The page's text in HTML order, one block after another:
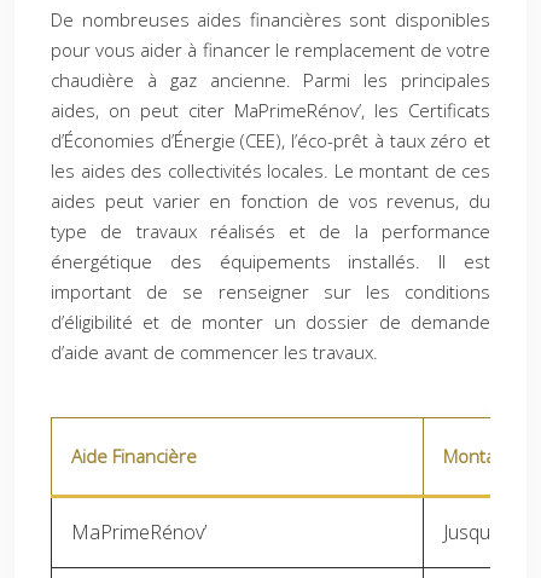
De nombreuses aides financières sont disponibles
pour vous aider à financer le remplacement de votre
chaudière à gaz ancienne. Parmi les principales
aides, on peut citer MaPrimeRénov’, les Certificats
d’Économies d’Énergie (CEE), l’éco-prêt à taux zéro et
les aides des collectivités locales. Le montant de ces
aides peut varier en fonction de vos revenus, du
type de travaux réalisés et de la performance
énergétique des équipements installés. Il est
important de se renseigner sur les conditions
d’éligibilité et de monter un dossier de demande
d’aide avant de commencer les travaux.
Aide Financière Montant
MaPrimeRénov’ Jusqu’à